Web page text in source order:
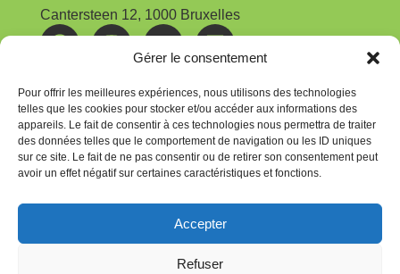
Gérer le consentement
Pour offrir les meilleures expériences, nous utilisons des technologies
telles que les cookies pour stocker et/ou accéder aux informations des
appareils. Le fait de consentir à ces technologies nous permettra de traiter
des données telles que le comportement de navigation ou les ID uniques
sur ce site. Le fait de ne pas consentir ou de retirer son consentement peut
avoir un effet négatif sur certaines caractéristiques et fonctions.
Accepter
Refuser
Cantersteen 12, 1000 Bruxelles
Nos publications
Rapport d'activités | 2025
Newsletter
Pour rester au courant, abonnez-vous à la
newsletter CodeNPlay
actualités toutes les 8 semaines.Vous pouvez vous